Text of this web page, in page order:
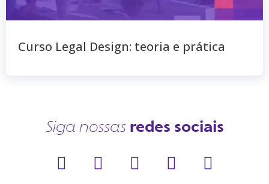
Curso Legal Design: teoria e prática
Siga nossas redes sociais